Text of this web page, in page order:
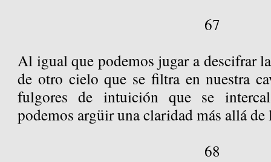
67
Al igual que podemos jugar a descifrar
de otro cielo que se filtra en nuestra
fulgores de intuición que se
podemos argüir una claridad más allá
68